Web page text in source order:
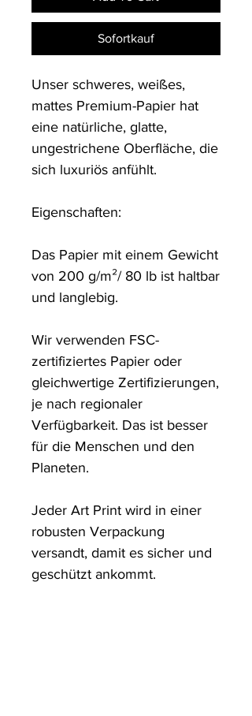
Sofortkauf
Unser schweres, weißes,
mattes Premium-Papier hat
eine natürliche, glatte,
ungestrichene Oberfläche, die
sich luxuriös anfühlt.
Eigenschaften:
Das Papier mit einem Gewicht
von 200 g/m²/ 80 lb ist haltbar
und langlebig.
Wir verwenden FSC-
zertifiziertes Papier oder
gleichwertige Zertifizierungen,
je nach regionaler
Verfügbarkeit. Das ist besser
für die Menschen und den
Planeten.
Jeder Art Print wird in einer
robusten Verpackung
versandt, damit es sicher und
geschützt ankommt.